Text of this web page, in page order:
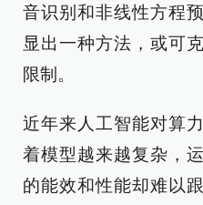
音识别和非线性方程
显出一种方法，或可
限制。
近年来人工智能对算
着模型越来越复杂，
的能效和性能却难以